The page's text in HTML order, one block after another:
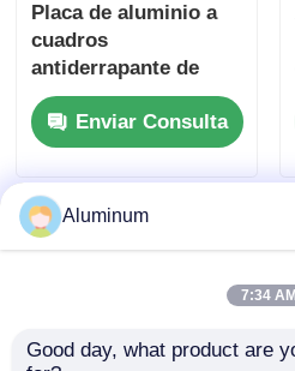
Placa de aluminio a
cuadros
antiderrapante de
grado marino 1/3/5
Bar 1050 3003 5083
6061 Hoja resistente a
la corrosión ASTM
B209 para cubierta de
embarcaciones
Enviar Consulta
Aluminum
7:34 AM
Good day, what product are